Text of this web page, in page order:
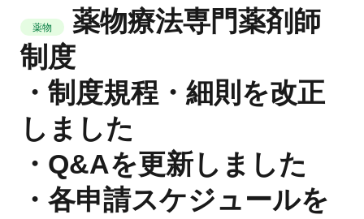
沿革・あゆみ
組織・名簿
委員会
規程・細則
情報公開
学会概要
薬剤師業務に関する情報提供
開催予定のイベント一覧
年会
医療薬学公開シンポジウム
フレッシャーズ・カンファランス
臨床研究セミナー
薬物療法集中講義
がん専門薬剤師集中教育講座
がん専門薬剤師全体会議
がん専門薬剤師アドバンスト研修会
症例関連セミナー
その他の主催イベント
共催・後援イベント
学術誌・書籍
医療薬学
JPHCS（英文誌）
出版書籍
専門薬剤師制度
専門薬剤師制度トップ
医療薬学専門薬剤師制度
がん専門薬剤師制度
薬物療法専門薬剤師制度
地域薬学ケア専門薬剤師制度
調査研究・学会賞・海外研修
学会賞
海外研修
他団体との連携協力
他団体との連携協力トップ
イベントの共催・後援
会員専用ページ
薬物
薬物療法専門薬剤師
制度
・制度規程・細則を改正
しました
・Q&Aを更新しました
・各申請スケジュールを